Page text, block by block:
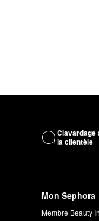
Clavardage
la clientèle
Mon Sephora
Membre Beauty